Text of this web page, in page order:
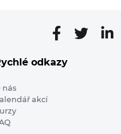
odkazy
nás
akcí